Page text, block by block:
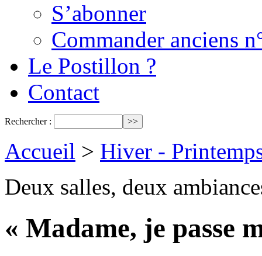
S’abonner
Commander anciens
Le Postillon ?
Contact
Rechercher :
Accueil > Hiver -
Deux salles, deux
« Madame, je passe